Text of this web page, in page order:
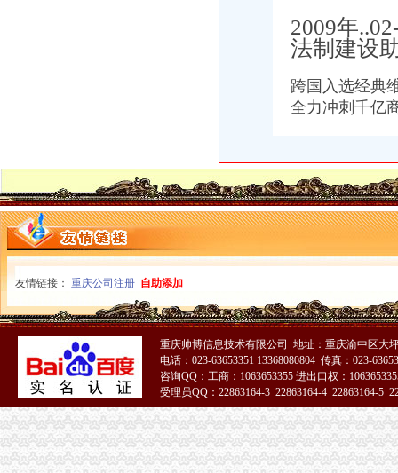
【重庆设计策划|重庆活动策划/品牌推广/企业形象设计/logo设计】-重
职工从原单位离职,原单位注销后没有到公积金中心办理单位公积金
【广安审计_广安审计公司】-广安百姓网
[公司变更注销]重庆正青禾财务咨询有限公司--专业财务外包服务机构|
重庆建设工程信息网
餐饮类·重庆晨报数字报
重庆工商代办_重庆代理记账_重庆公司注册-重庆橙柚青工商咨询有限
《营业执照注销流程》_优秀范文十篇
重庆公告遗失刊登服务网——2013.5.16.重庆资格证遗失登报、重庆营
重庆住房公积金缴存单位账户注销办理流程是怎样的？-家居装修互动
蓝黛动：中豪律师集团（重庆）事务所关于公司回购注销部分限制
重庆子钦财务咨询有限公司|重庆子钦财务咨询有限公司网站
2009年
法制建设
跨国入选经典
全力冲刺千亿
友情链接： 重庆公司注册 自助添加
重庆帅博信息技术有限公司 地址：重庆渝中区大
电话：023-63653351 13368080804 传真：023-
咨询QQ：工商：1063653355 进出口权：
受理员QQ：22863164-3 22863164-4 22863164-5
51La